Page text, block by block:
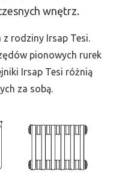
wnętrz.
rodziny Irsap Tesi.
pionowych rurek
Irsap Tesi różnią
za sobą.